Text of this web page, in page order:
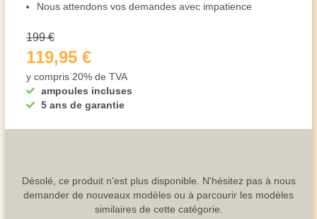
Nous attendons vos demandes avec impatience
ampoules incluses
5 ans de garantie
199 €
119,95 €
y compris 20% de TVA
Désolé, ce produit n'est plus disponible. N'hésitez pas à nous
demander de nouveaux modèles ou à parcourir les modèles
similaires de cette catégorie.